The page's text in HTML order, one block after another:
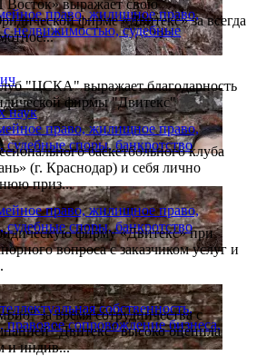
право, жилищное право,
с недвижимостью, судебные
наук
право, жилищное право,
судебные споры, банкротство
право, жилищное право,
судебные споры, банкротство
собственность,
правовое сопровождение бизнеса,
выражает свою
фирме «Двитекс» за всегда
"ЦСКА" выражает благодарность
фирмы "Двитекс"
баскетбольного клуба
(г. Краснодар) и себя лично
приз...
фирму «Двитекс» при
вопроса с заказчиком услуг и
за время сотрудничества с
"Двитекс" высоко оценила
и индив...